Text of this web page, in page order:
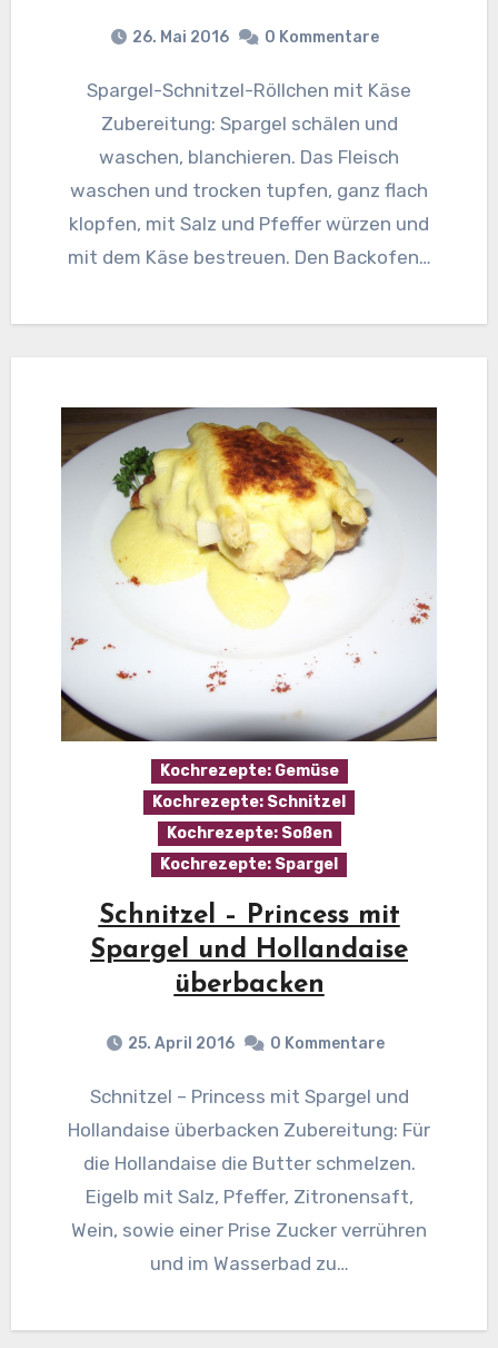
26. Mai 2016 0 Kommentare
Spargel-Schnitzel-Röllchen mit Käse
Zubereitung: Spargel schälen und
waschen, blanchieren. Das Fleisch
waschen und trocken tupfen, ganz flach
klopfen, mit Salz und Pfeffer würzen und
mit dem Käse bestreuen. Den Backofen…
Kochrezepte: Gemüse
Kochrezepte: Schnitzel
Kochrezepte: Soßen
Kochrezepte: Spargel
Schnitzel – Princess mit
Spargel und Hollandaise
überbacken
25. April 2016 0 Kommentare
Schnitzel – Princess mit Spargel und
Hollandaise überbacken Zubereitung: Für
die Hollandaise die Butter schmelzen.
Eigelb mit Salz, Pfeffer, Zitronensaft,
Wein, sowie einer Prise Zucker verrühren
und im Wasserbad zu…